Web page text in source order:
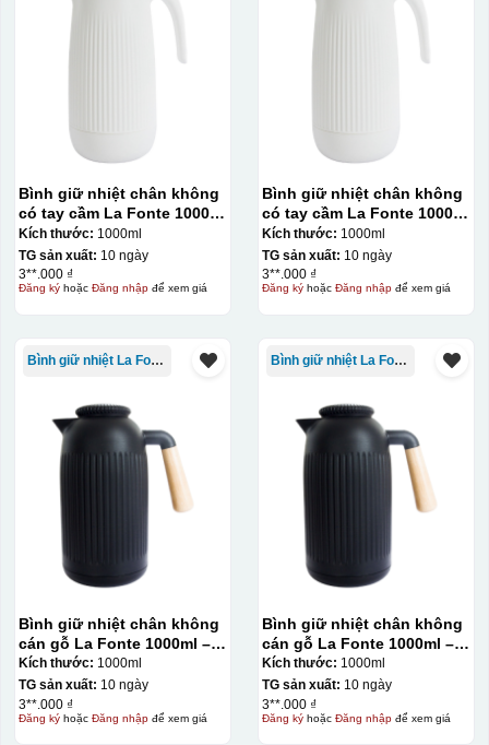
Bình giữ nhiệt chân không
có tay cầm La Fonte 1000ml
– 011655
Kích thước: 1000ml
TG sản xuất: 10 ngày
3**.000 ₫
Đăng kýhoặc Đăng nhậpđể xem giá
Bình giữ nhiệt chân không
có tay cầm La Fonte 1000ml
– 011655
Kích thước: 1000ml
TG sản xuất: 10 ngày
3**.000 ₫
Đăng kýhoặc Đăng nhậpđể xem giá
Bình giữ nhiệt La Fonte
Bình giữ nhiệt chân không
cán gỗ La Fonte 1000ml –
011679
Kích thước: 1000ml
TG sản xuất: 10 ngày
3**.000 ₫
Đăng kýhoặc Đăng nhậpđể xem giá
Bình giữ nhiệt La Fonte
Bình giữ nhiệt chân không
cán gỗ La Fonte 1000ml –
011679
Kích thước: 1000ml
TG sản xuất: 10 ngày
3**.000 ₫
Đăng kýhoặc Đăng nhậpđể xem giá